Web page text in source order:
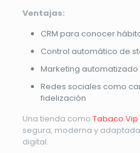
Ventajas:
CRM para conocer
Control automático de
Marketing
Redes sociales como
fidelización
Una tienda como Tabaco.Vip
segura, moderna y
digital.